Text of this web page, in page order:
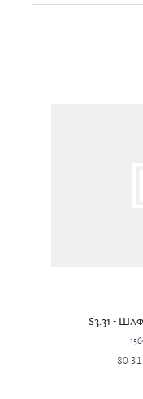
S3.31 -
80